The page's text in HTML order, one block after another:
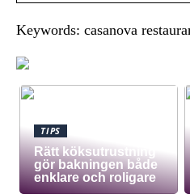
Keywords: casanova
TIPS
Rätt köksutrustning
gör bakningen både
enklare och roligare